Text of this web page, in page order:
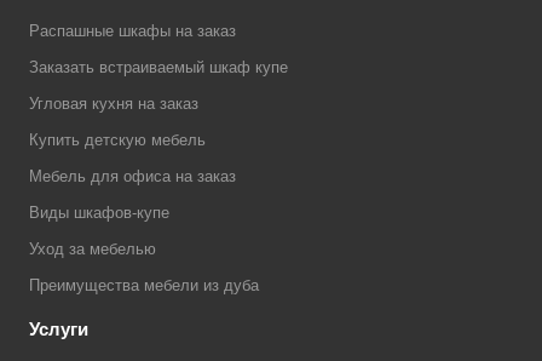
Распашные шкафы на заказ
Заказать встраиваемый шкаф купе
Угловая кухня на заказ
Купить детскую мебель
Мебель для офиса на заказ
Виды шкафов-купе
Уход за мебелью
Преимущества мебели из дуба
Услуги